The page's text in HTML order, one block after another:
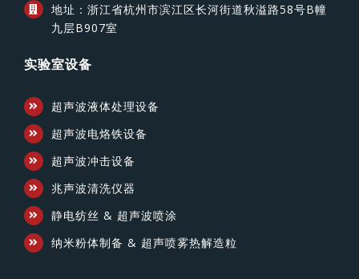
地址：浙江省杭州市滨江区长河街道秋溢路58号B幢
九层B907室
实验室设备
超声波液体处理设备
超声波电烙铁设备
超声波冲击设备
兆声波清洗仪器
静电纺丝 & 超声波喷涂
纳米粉体制备 & 超声喷雾热解造粒